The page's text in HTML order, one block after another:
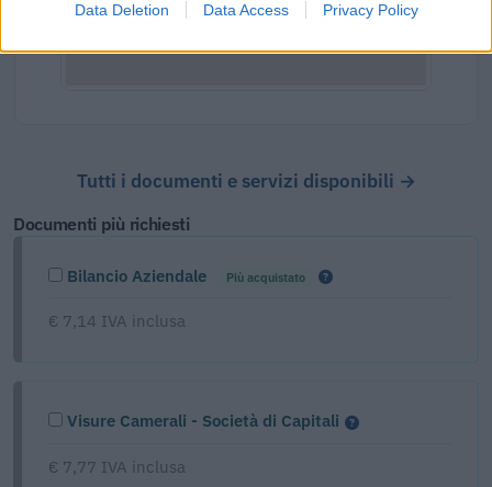
Data Deletion Data Access Privacy Policy
Tutti i documenti e servizi disponibili →
Documenti più richiesti
Bilancio Aziendale Più acquistato
€ 7,14 IVA inclusa
Visure Camerali - Società di Capitali
€ 7,77 IVA inclusa